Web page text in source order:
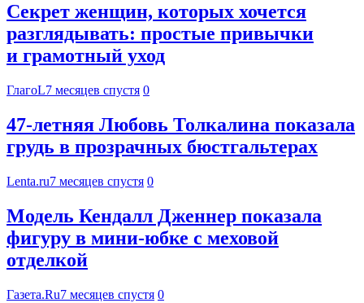
Секрет женщин, которых хочется
разглядывать: простые привычки
и грамотный уход
ГлагоL7 месяцев спустя 0
47-летняя Любовь Толкалина показала
грудь в прозрачных бюстгальтерах
Lenta.ru7 месяцев спустя 0
Модель Кендалл Дженнер показала
фигуру в мини-юбке с меховой
отделкой
Газета.Ru7 месяцев спустя 0